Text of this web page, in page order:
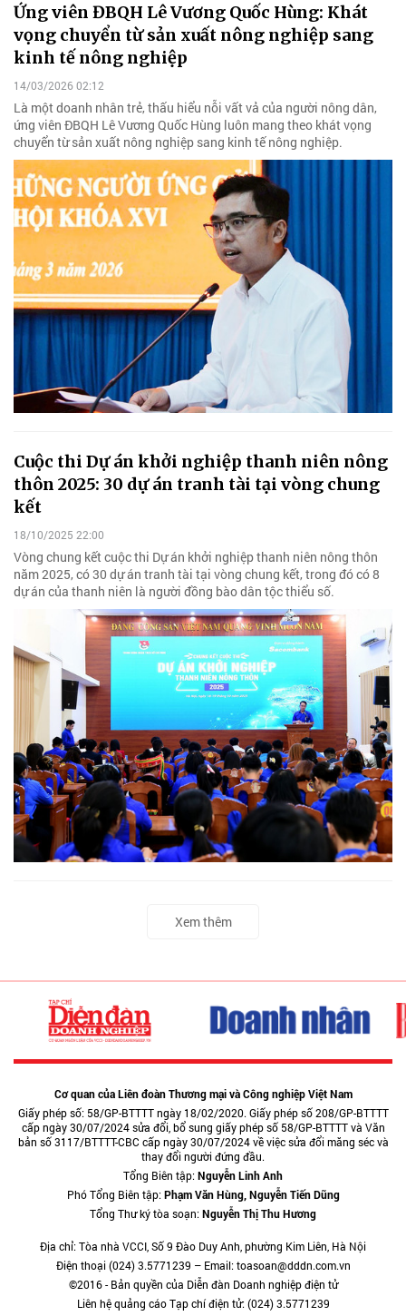
Ứng viên ĐBQH Lê Vương Quốc Hùng: Khát
vọng chuyển từ sản xuất nông nghiệp sang
kinh tế nông nghiệp
14/03/2026 02:12
Là một doanh nhân trẻ, thấu hiểu nỗi vất vả của người nông dân,
ứng viên ĐBQH Lê Vương Quốc Hùng luôn mang theo khát vọng
chuyển từ sản xuất nông nghiệp sang kinh tế nông nghiệp.
Cuộc thi Dự án khởi nghiệp thanh niên nông
thôn 2025: 30 dự án tranh tài tại vòng chung
kết
18/10/2025 22:00
Vòng chung kết cuộc thi Dự án khởi nghiệp thanh niên nông thôn
năm 2025, có 30 dự án tranh tài tại vòng chung kết, trong đó có 8
dự án của thanh niên là người đồng bào dân tộc thiểu số.
Xem thêm
Cơ quan của Liên đoàn Thương mại và Công nghiệp Việt Nam
Giấy phép số: 58/GP-BTTTT ngày 18/02/2020. Giấy phép số 208/GP-BTTTT
cấp ngày 30/07/2024 sửa đổi, bổ sung giấy phép số 58/GP-BTTTT và Văn
bản số 3117/BTTTT-CBC cấp ngày 30/07/2024 về việc sửa đổi măng séc và
thay đổi người đứng đầu.
Tổng Biên tập:Nguyễn Linh Anh
Phó Tổng Biên tập:Phạm Văn Hùng, Nguyễn Tiến Dũng
Tổng Thư ký tòa soạn:Nguyễn Thị Thu Hương
Địa chỉ: Tòa nhà VCCI, Số 9 Đào Duy Anh, phường Kim Liên, Hà Nội
Điện thoại (024) 3.5771239 – Email: toasoan@dddn.com.vn
©2016 - Bản quyền của Diễn đàn Doanh nghiệp điện tử
Liên hệ quảng cáo Tạp chí điện tử: (024) 3.5771239